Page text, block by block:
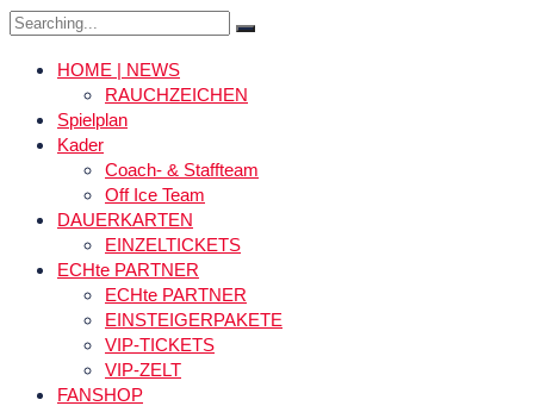
Search
HOME | NEWS
RAUCHZEICHEN
Spielplan
Kader
Coach- & Staffteam
Off Ice Team
DAUERKARTEN
EINZELTICKETS
ECHte PARTNER
ECHte PARTNER
EINSTEIGERPAKETE
VIP-TICKETS
VIP-ZELT
FANSHOP